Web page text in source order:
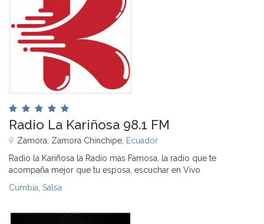
Radio La Kariñosa 98.1 FM
Zamora, Zamora Chinchipe, Ecuador
Radio la Kariñosa la Radio mas Famosa, la radio que te
acompaña mejor que tu esposa, escuchar en Vivo
Cumbia Salsa